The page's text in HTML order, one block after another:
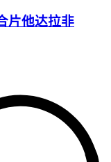
片他达拉非